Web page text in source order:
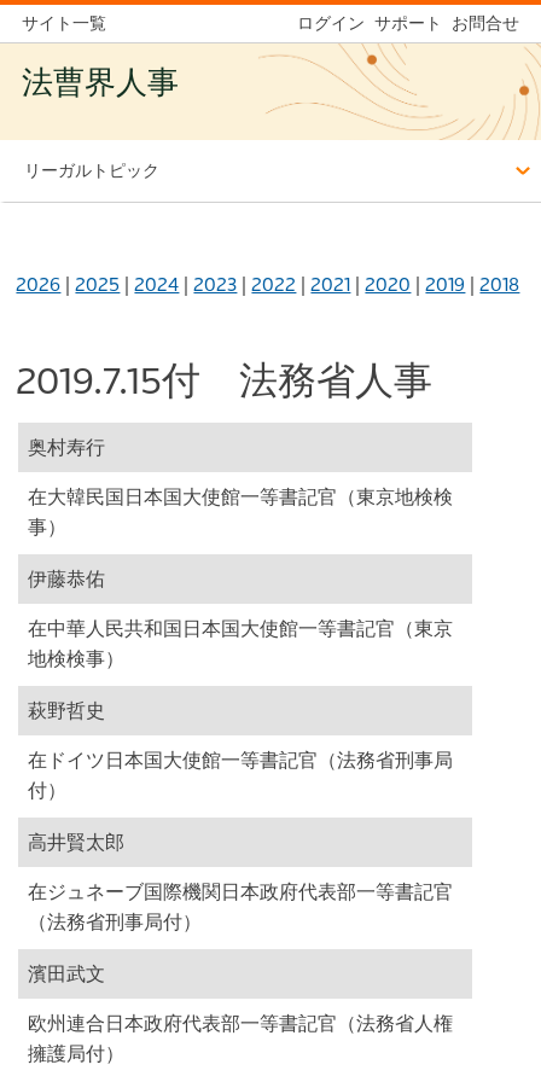
サイト一覧 ログイン サポート お問合せ
法曹界人事
リーガルトピック
2026 |2025 |2024 |2023 |2022 |2021 |2020 |2019 |2018
2019.7.15付 法務省人事
奥村寿行
在大韓民国日本国大使館一等書記官（東京地検検
事）
伊藤恭佑
在中華人民共和国日本国大使館一等書記官（東京
地検検事）
萩野哲史
在ドイツ日本国大使館一等書記官（法務省刑事局
付）
高井賢太郎
在ジュネーブ国際機関日本政府代表部一等書記官
（法務省刑事局付）
濱田武文
欧州連合日本政府代表部一等書記官（法務省人権
擁護局付）